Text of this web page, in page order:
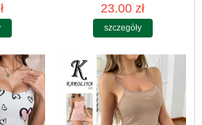
23.00 zł
szczegóły